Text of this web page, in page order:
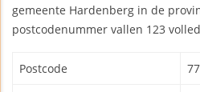
gemeente Hardenberg in de
postcodenummer vallen 123
Postcode